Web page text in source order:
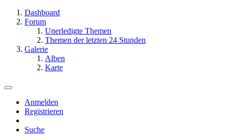
Dashboard
Forum
Unerledigte Themen
Themen der letzten 24 Stunden
Galerie
Alben
Karte
Anmelden
Registrieren
Suche